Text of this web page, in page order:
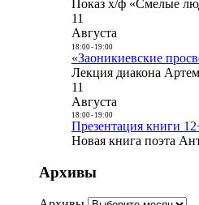
Показ х/ф «Смелые
11
Августа
18:00- 19:00
«Заоникиевские
Лекция диакона
11
Августа
18:00- 19:00
Презентация книги
Новая книга поэта
Архивы